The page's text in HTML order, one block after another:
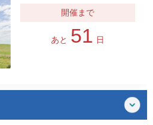
あと 51 日